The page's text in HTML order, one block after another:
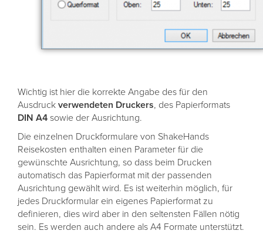
Wichtig ist hier die korrekte Angabe des für den
Ausdruck verwendeten Druckers, des Papierformats
DIN A4 sowie der Ausrichtung.
Die einzelnen Druckformulare von ShakeHands
Reisekosten enthalten einen Parameter für die
gewünschte Ausrichtung, so dass beim Drucken
automatisch das Papierformat mit der passenden
Ausrichtung gewählt wird. Es ist weiterhin möglich, für
jedes Druckformular ein eigenes Papierformat zu
definieren, dies wird aber in den seltensten Fällen nötig
sein. Es werden auch andere als A4 Formate unterstützt.